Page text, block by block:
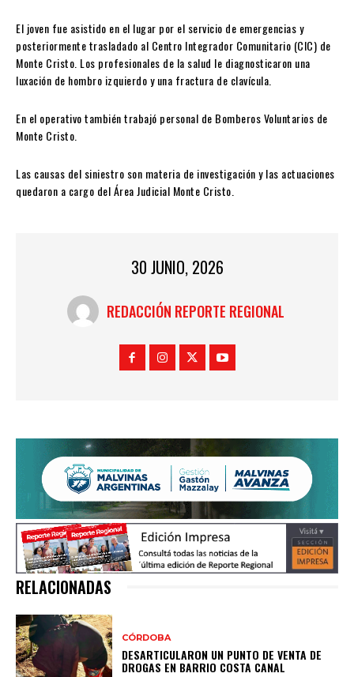
El joven fue asistido en el lugar por el servicio de emergencias y
posteriormente trasladado al Centro Integrador Comunitario (CIC) de
Monte Cristo. Los profesionales de la salud le diagnosticaron una
luxación de hombro izquierdo y una fractura de clavícula.
En el operativo también trabajó personal de Bomberos Voluntarios de
Monte Cristo.
Las causas del siniestro son materia de investigación y las actuaciones
quedaron a cargo del Área Judicial Monte Cristo.
30 JUNIO, 2026
REDACCIÓN REPORTE REGIONAL
RELACIONADAS
CÓRDOBA
DESARTICULARON UN PUNTO DE VENTA DE
DROGAS EN BARRIO COSTA CANAL